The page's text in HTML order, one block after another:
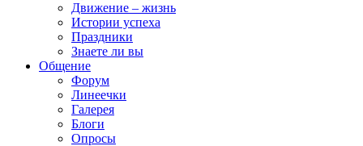
Движение – жизнь
Истории успеха
Праздники
Знаете ли вы
Общение
Форум
Линеечки
Галерея
Блоги
Опросы